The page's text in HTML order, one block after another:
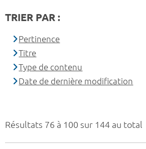
Résultats 76 à 100 sur 144 au total
TRIER PAR :
Pertinence
Titre
Type de contenu
Date de dernière modification